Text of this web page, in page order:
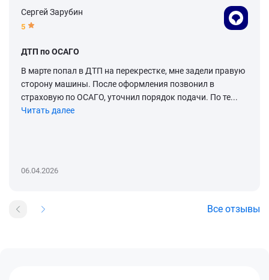
Сергей Зарубин
5
ДТП по ОСАГО
В марте попал в ДТП на перекрестке, мне задели правую
сторону машины. После оформления позвонил в
страховую по ОСАГО, уточнил порядок подачи. По те...
Читать далее
06.04.2026
Все отзывы